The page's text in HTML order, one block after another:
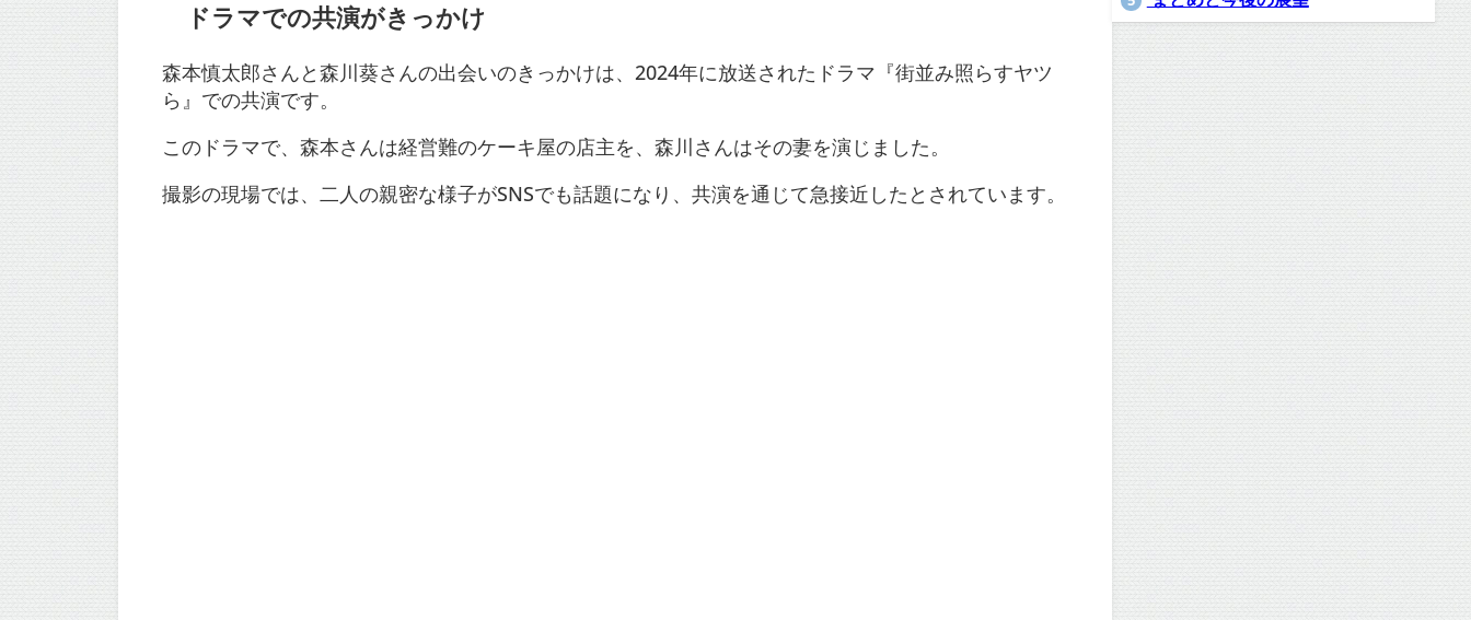
ドラマでの共演がきっかけ
森本慎太郎さんと森川葵さんの出会いのきっかけは、2024年に放送されたドラマ『街並み照らすヤツ
ら』での共演です。
このドラマで、森本さんは経営難のケーキ屋の店主を、森川さんはその妻を演じました。
撮影の現場では、二人の親密な様子がSNSでも話題になり、共演を通じて急接近したとされています。